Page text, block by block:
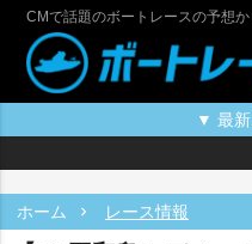
CMで話題のボートレースの予想
▼ 最
ホーム レース情報